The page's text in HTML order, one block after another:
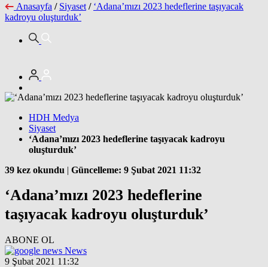
Anasayfa / Siyaset / ‘Adana’mızı 2023 hedeflerine taşıyacak
kadroyu oluşturduk’
HDH Medya
Siyaset
‘Adana’mızı 2023 hedeflerine taşıyacak kadroyu
oluşturduk’
39 kez okundu | Güncelleme: 9 Şubat 2021 11:32
‘Adana’mızı 2023 hedeflerine
taşıyacak kadroyu oluşturduk’
ABONE OL
News
9 Şubat 2021 11:32